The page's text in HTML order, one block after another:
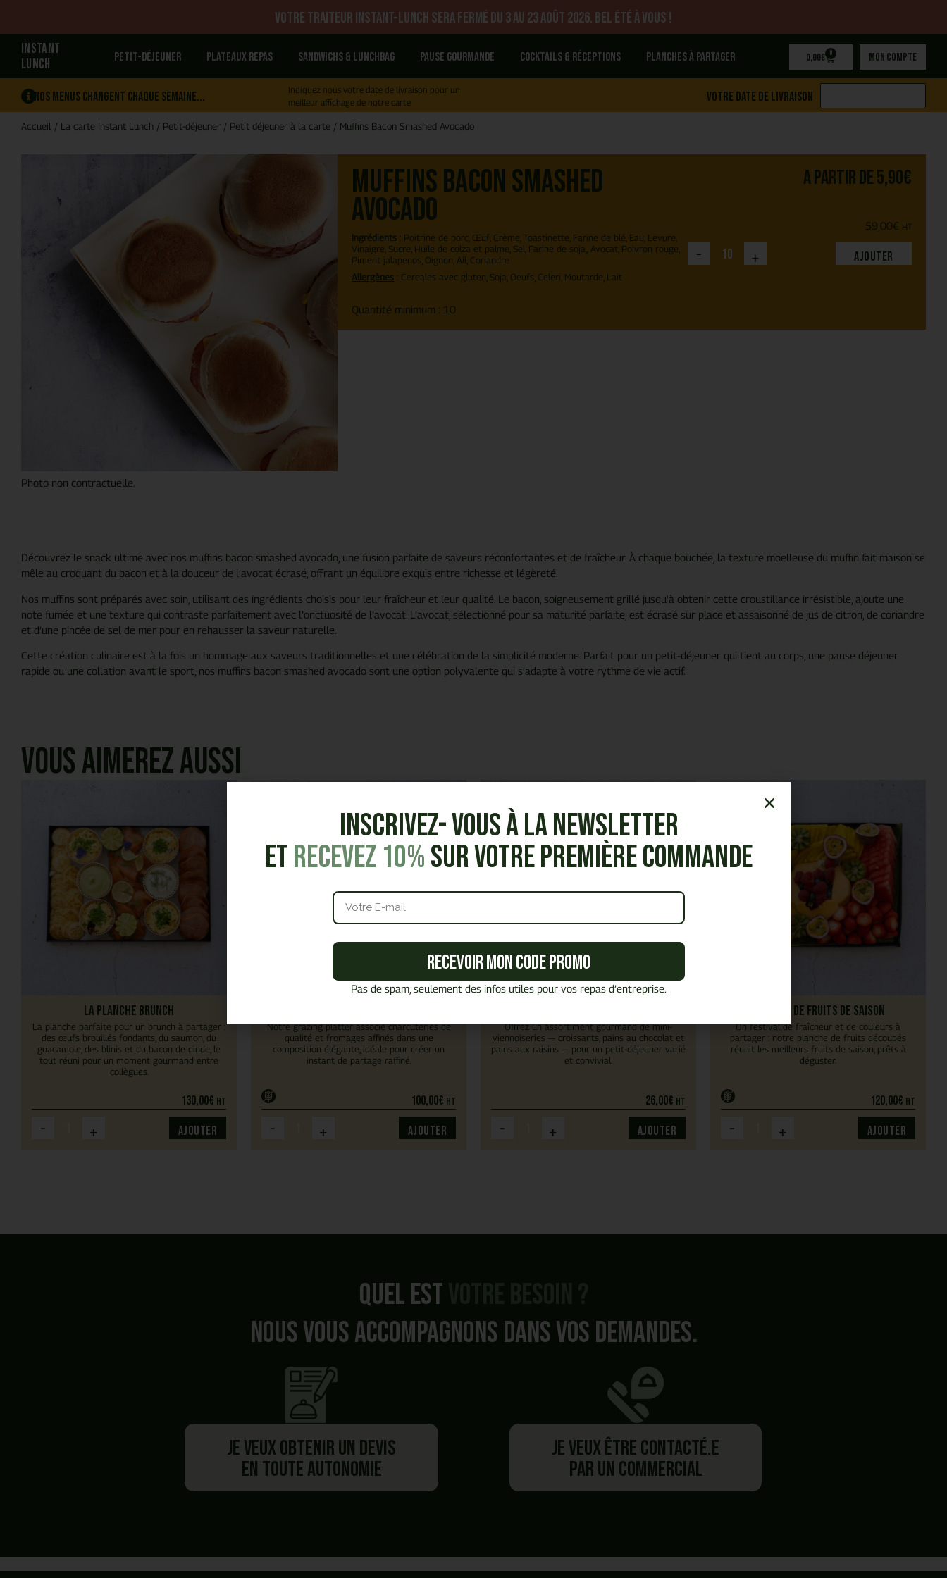
Votre traiteur Instant-Lunch sera fermé du 3 au 23 août 2026. Bel été à vous !
INSTANT
LUNCH
Petit-déjeuner Plateaux repas Sandwichs & Lunchbag Pause gourmande Cocktails & réceptions Planches à partager 0,00€ 0 Mon compte
Nos menus changent chaque semaine...
Indiquez nous votre date de livraison pour un
meilleur affichage de notre carte
Votre date de livraison
Accueil / La carte Instant Lunch / Petit-déjeuner / Petit déjeuner à la carte / Muffins Bacon Smashed Avocado
Photo non contractuelle.
Muffins Bacon Smashed
Avocado
Ingrédients : Poitrine de porc, Œuf, Crème, Toastinette, Farine de blé, Eau, Levure,
Vinaigre, Sucre, Huile de colza et palme, Sel, Farine de soja,, Avocat, Poivron rouge,
Piment jalapenos, Oignon, Ail, Coriandre
Allergènes : Cereales avec gluten, Soja, Oeufs, Celeri, Moutarde, Lait
Quantité minimum : 10
A partir de5,90€
59,00€ HT
- + Ajouter
Découvrez le snack ultime avec nos muffins bacon smashed avocado, une fusion parfaite de saveurs réconfortantes et de fraîcheur. À chaque bouchée, la texture moelleuse du muffin fait maison se
mêle au croquant du bacon et à la douceur de l’avocat écrasé, offrant un équilibre exquis entre richesse et légèreté.
Nos muffins sont préparés avec soin, utilisant des ingrédients choisis pour leur fraîcheur et leur qualité. Le bacon, soigneusement grillé jusqu’à obtenir cette croustillance irrésistible, ajoute une
note fumée et une texture qui contraste parfaitement avec l’onctuosité de l’avocat. L’avocat, sélectionné pour sa maturité parfaite, est écrasé sur place et assaisonné de jus de citron, de coriandre
et d’une pincée de sel de mer pour en rehausser la saveur naturelle.
Cette création culinaire est à la fois un hommage aux saveurs traditionnelles et une célébration de la simplicité moderne. Parfait pour un petit-déjeuner qui tient au corps, une pause déjeuner
rapide ou une collation avant le sport, nos muffins bacon smashed avocado sont une option polyvalente qui s’adapte à votre rythme de vie actif.
Vous aimerez aussi
La planche Brunch
La planche parfaite pour un brunch à partager :
des œufs brouillés fondants, du saumon, du
guacamole, des blinis et du bacon de dinde, le
tout réuni pour un moment gourmand entre
collègues.
130,00€ HT
- + Ajouter
Notre grazing platter associe charcuteries de
qualité et fromages affinés dans une
composition élégante, idéale pour créer un
instant de partage raffiné.
100,00€ HT
- + Ajouter
Offrez un assortiment gourmand de mini-
viennoiseries — croissants, pains au chocolat et
pains aux raisins — pour un petit-déjeuner varié
et convivial.
26,00€ HT
- + Ajouter
Planche de fruits de saison
Un festival de fraîcheur et de couleurs à
partager : notre planche de fruits découpés
réunit les meilleurs fruits de saison, prêts à
déguster.
120,00€ HT
- + Ajouter
Quel est
Nous vous accompagnons dans vos demandes.
Je veux obtenir un devis
en toute autonomie
Je veux être contacté.e
par un commercial
Inscrivez- vous à la Newsletter
etRecevez 10%sur votre première commande
Recevoir mon code promo
Pas de spam, seulement des infos utiles pour vos repas d’entreprise.